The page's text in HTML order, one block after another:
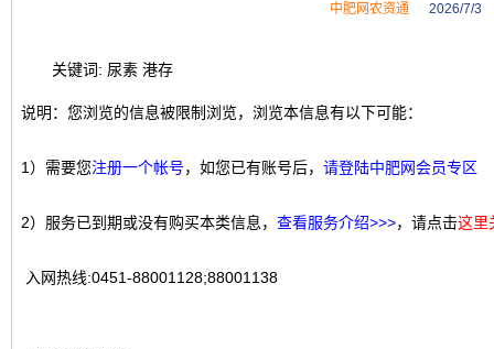
中肥网农资通2026/7/3
关键词: 尿素 港存
说明：您浏览的信息被限制浏览，浏览本信息有以下可能：
1）需要您注册一个帐号，如您已有账号后， 请登陆中肥网会员专区
2）服务已到期或没有购买本类信息， 查看服务介绍>>>，请点击这里
入网热线:0451-88001128;88001138